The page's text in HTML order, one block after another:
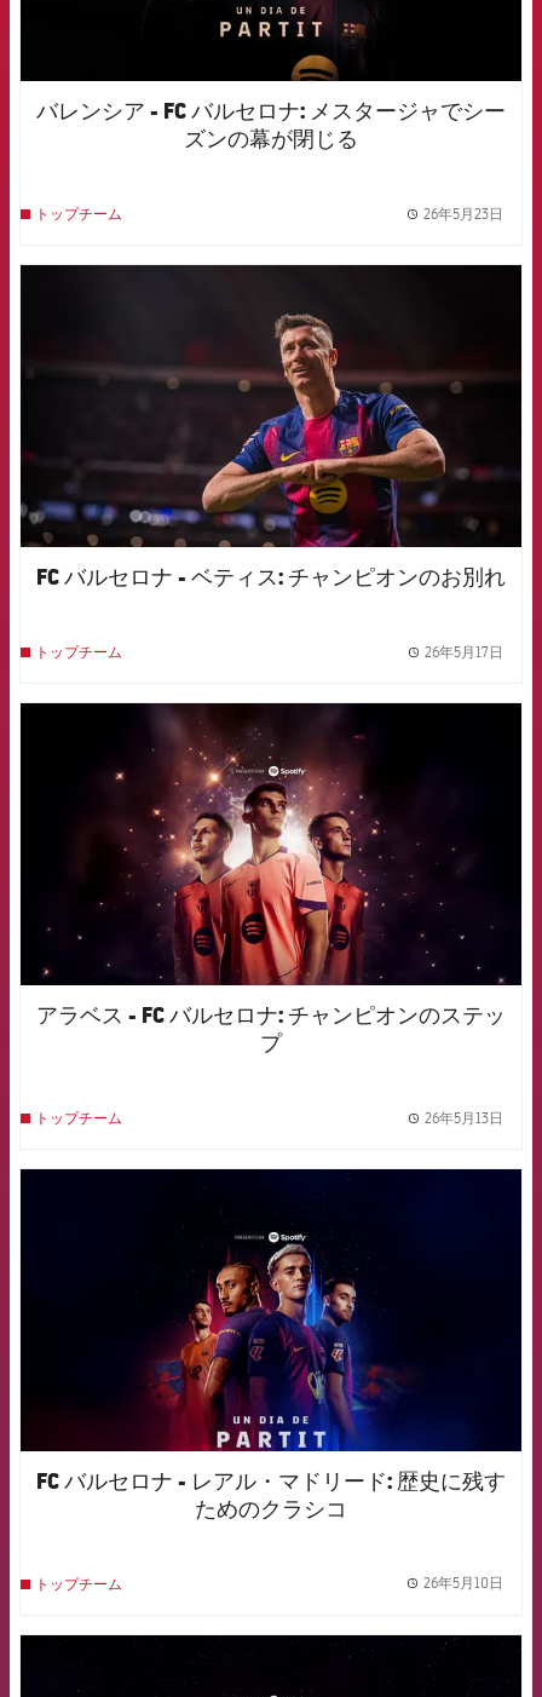
バレンシア - FC バルセロナ: メスタージャでシー
ズンの幕が閉じる
トップチーム 26年5月23日
FC バルセロナ - ベティス: チャンピオンのお別れ
トップチーム 26年5月17日
アラベス - FC バルセロナ: チャンピオンのステッ
プ
トップチーム 26年5月13日
FCB Barcelona badge
FC バルセロナ - レアル・マドリード: 歴史に残す
ためのクラシコ
トップチーム 26年5月10日
FCB Barcelona badge